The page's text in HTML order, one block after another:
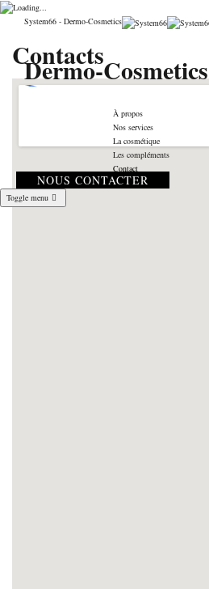
System66 - Dermo-Cosmetics
Dermo-Cosmetics
À propos
Nos services
La cosmétique
Les compléments
Contact
Toggle menu
NOUS CONTACTER
Contacts